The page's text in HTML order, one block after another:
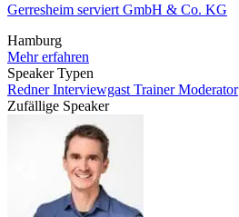
Gerresheim serviert GmbH & Co. KG
Hamburg
Mehr erfahren
Speaker Typen
RednerInterviewgast TrainerModerator
Zufällige Speaker